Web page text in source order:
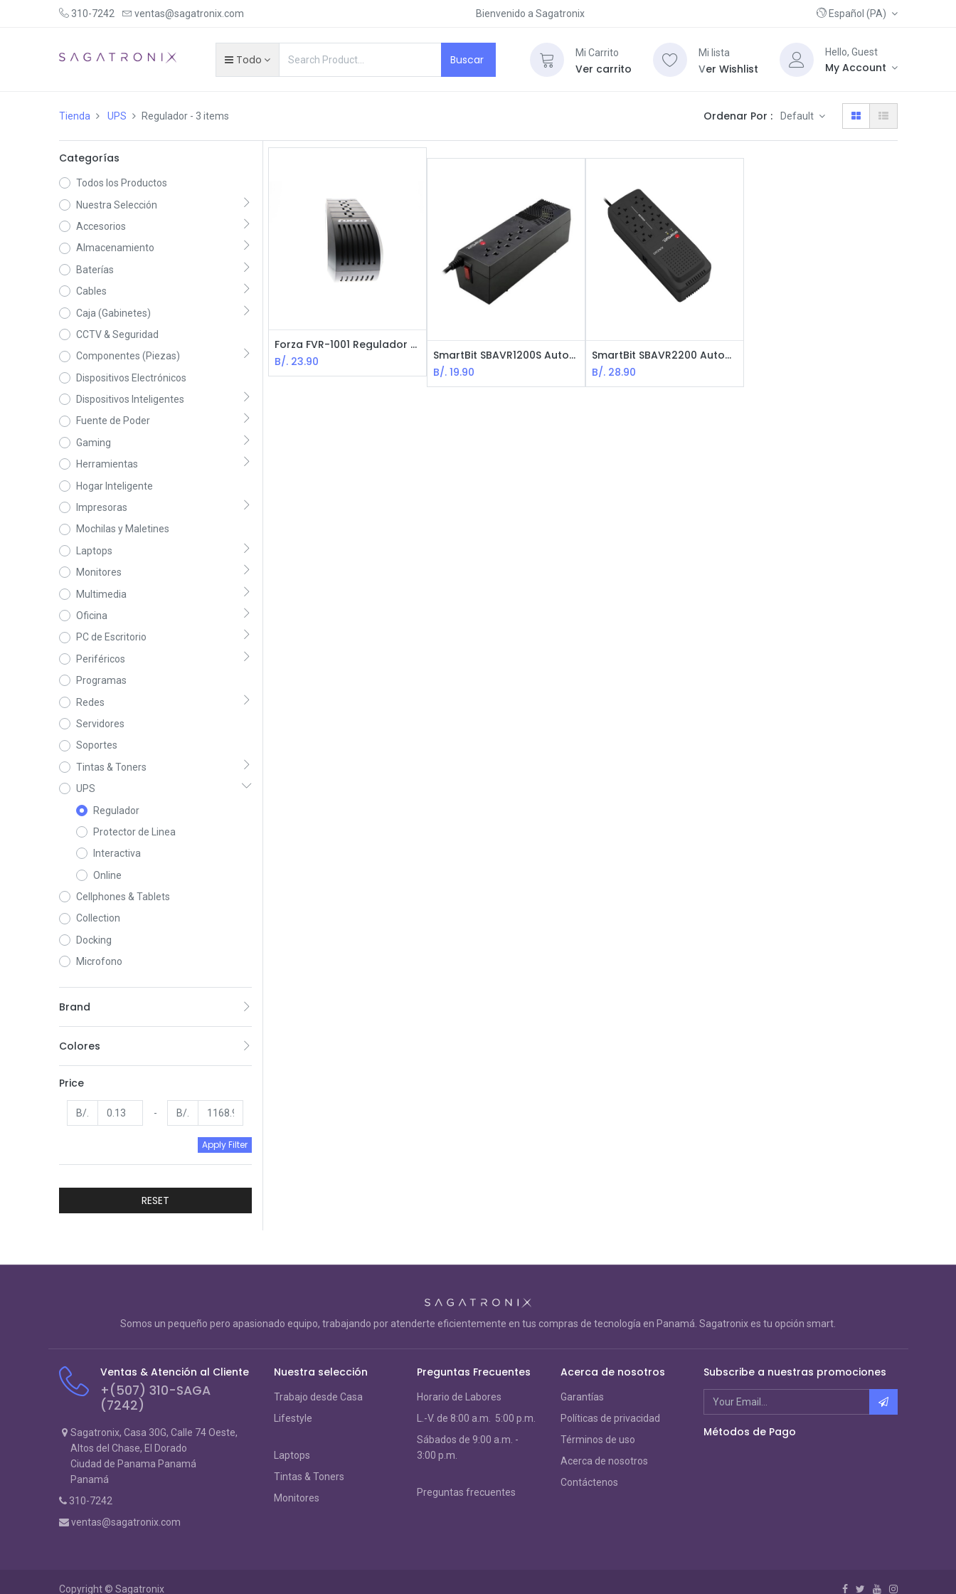
310-7242 ventas@sagatronix.com Bienvenido a Sagatronix Español (PA)
Todo Buscar Mi Carrito
Ver carrito
Mi lista
Ver Wishlist
Hello, Guest
My Account
Tienda UPS Regulador- 3 items Ordenar Por : Default
Categorías
Todos los Productos
Nuestra Selección
Accesorios
Almacenamiento
Baterías
Cables
Caja (Gabinetes)
CCTV & Seguridad
Componentes (Piezas)
Dispositivos Electrónicos
Dispositivos Inteligentes
Fuente de Poder
Gaming
Herramientas
Hogar Inteligente
Impresoras
Mochilas y Maletines
Laptops
Monitores
Multimedia
Oficina
PC de Escritorio
Periféricos
Programas
Redes
Servidores
Soportes
Tintas & Toners
UPS
Regulador
Protector de Linea
Interactiva
Online
Cellphones & Tablets
Collection
Docking
Microfono
Brand
Colores
Price
B/. - B/.
Apply Filter
RESET
Forza FVR-1001 Regulador de Voltaje - 4 salidas / RJ45 / 1000VA / 110V / NEMA / Negro
B/. 23.90
SmartBit SBAVR1200S Automatic Voltage Regulator and Surge Protector
B/.19.90
SmartBit SBAVR2200 Automatic Voltage Regulator and Surge Protector
B/. 28.90
Somos un pequeño pero apasionado equipo, trabajando por atenderte eficientemente en tus compras de tecnología en Panamá. Sagatronix es tu opción smart.
Ventas & Atención al Cliente
+(507) 310-SAGA
(7242)
Sagatronix, Casa 30G, Calle 74 Oeste,
Altos del Chase, El Dorado
Ciudad de Panama Panamá
Panamá
310-7242
ventas@sagatronix.com
Nuestra selección
Trabajo desde Casa
Lifestyle
Laptops
Tintas & Toners
Monitores
Preguntas Frecuentes
Horario de Labores
L.-V. de 8:00 a.m. 5:00 p.m.
Sábados de 9:00 a.m. -
3:00 p.m.
Preguntas frecuentes
Acerca de nosotros
Garantías
Políticas de privacidad
Términos de uso
Acerca de nosotros
Contáctenos
Subscribe a nuestras promociones
Métodos de Pago
Copyright © Sagatronix